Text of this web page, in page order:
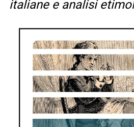
italiane e analisi